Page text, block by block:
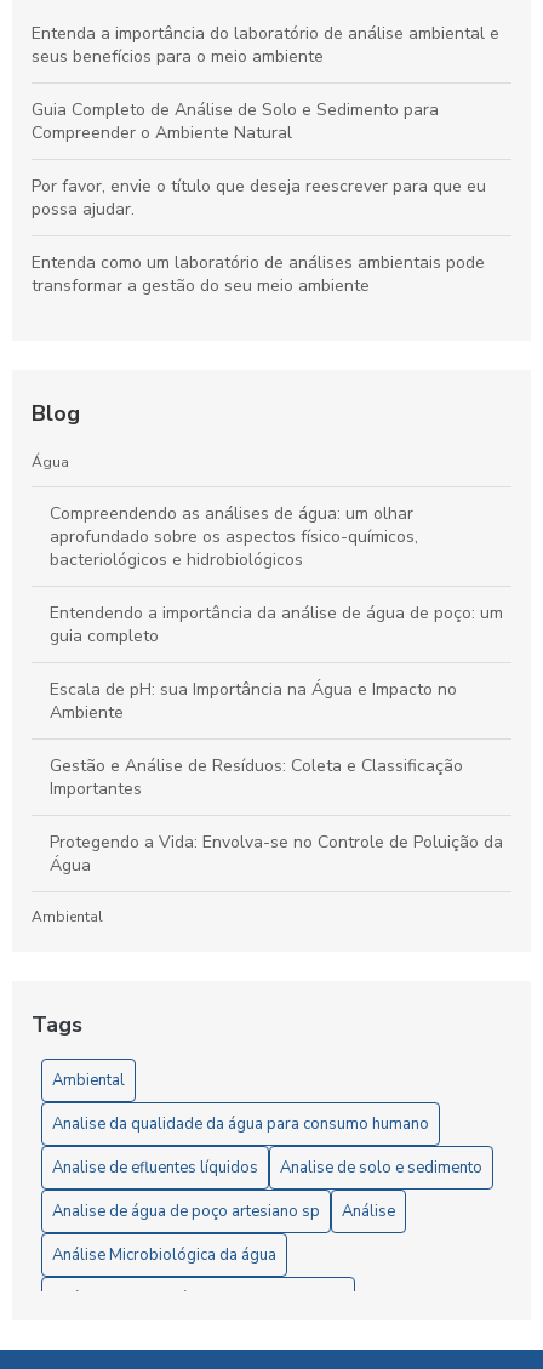
Entenda a importância do laboratório de análise ambiental e
seus benefícios para o meio ambiente
Guia Completo de Análise de Solo e Sedimento para
Compreender o Ambiente Natural
Por favor, envie o título que deseja reescrever para que eu
possa ajudar.
Entenda como um laboratório de análises ambientais pode
transformar a gestão do seu meio ambiente
Blog
Água
Compreendendo as análises de água: um olhar
aprofundado sobre os aspectos físico-químicos,
bacteriológicos e hidrobiológicos
Entendendo a importância da análise de água de poço: um
guia completo
Escala de pH: sua Importância na Água e Impacto no
Ambiente
Gestão e Análise de Resíduos: Coleta e Classificação
Importantes
Protegendo a Vida: Envolva-se no Controle de Poluição da
Água
Ambiental
5 Vantagens da Análise de Solo SP para Agricultores
6 Passos Essenciais para a Análise Microbiológica da Água
6 Razões para Investir em um Laboratório de Análise de
Solo
A Importância da Análise de Águas Residuais para Garantir
A Importância da Análise Microbiológica da Água para
Tags
Ambiental
Analise da qualidade da água para consumo humano
Analise de efluentes líquidos
Analise de solo e sedimento
Analise de água de poço artesiano sp
Análise
Análise Microbiológica da água
Análise completa água consumo humano